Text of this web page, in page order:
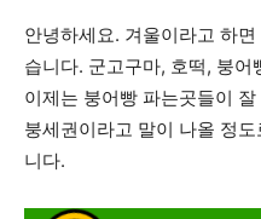
안녕하세요. 겨울이라고 하
습니다. 군고구마, 호떡, 붕
이제는 붕어빵 파는곳들이
붕세권이라고 말이 나올 정
니다.